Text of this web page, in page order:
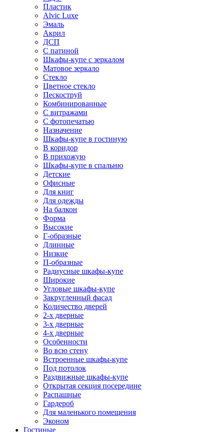
Пластик
Alvic Luxe
Эмаль
Акрил
ДСП
С патиной
Шкафы-купе с зеркалом
Матовое зеркало
Стекло
Цветное стекло
Пескоструй
Комбинированные
С витражами
С фотопечатью
Назначение
Шкафы-купе в гостиную
В коридор
В прихожую
Шкафы-купе в спальню
Детские
Офисные
Для книг
Для одежды
На балкон
Форма
Высокие
Г-образные
Длинные
Низкие
П-образные
Радиусные шкафы-купе
Широкие
Угловые шкафы-купе
Закругленный фасад
Количество дверей
2-х дверные
3-х дверные
4-х дверные
Особенности
Во всю стену
Встроенные шкафы-купе
Под потолок
Раздвижные шкафы-купе
Открытая секция посередине
Распашные
Гардероб
Для маленького помещения
Эконом
Гостиные